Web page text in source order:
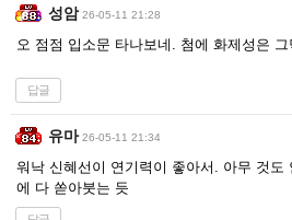
성암 26-05-11 21:28
오 점점 입소문 타나보네. 첨에 화제성은
답글
유마 26-05-11 21:34
워낙 신혜선이 연기력이 좋아서. 아무 것도
에 다 쏟아붓는 듯